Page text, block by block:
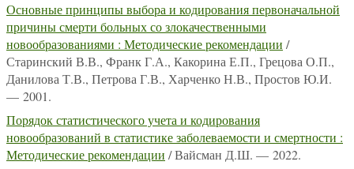
Основные принципы выбора и кодирования первоначальной
причины смерти больных со злокачественными
новообразованиями : Методические рекомендации /
Старинский В.В., Франк Г.А., Какорина Е.П., Грецова О.П.,
Данилова Т.В., Петрова Г.В., Харченко Н.В., Простов Ю.И.
— 2001.
Порядок статистического учета и кодирования
новообразований в статистике заболеваемости и смертности :
Методические рекомендации / Вайсман Д.Ш. — 2022.